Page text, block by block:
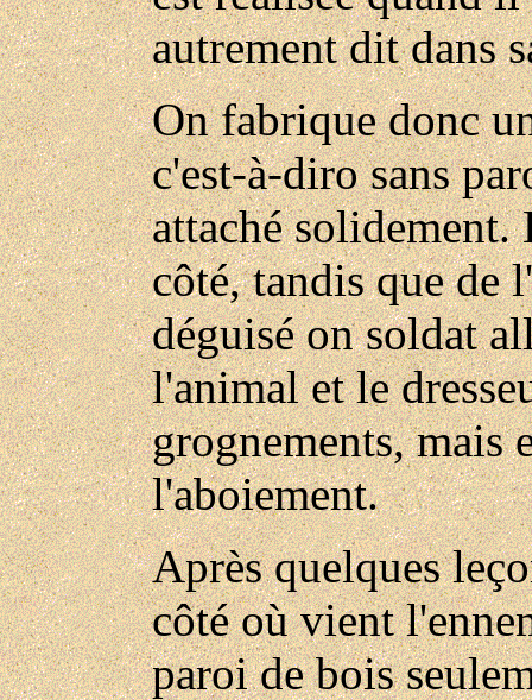
autrement dit dans
On fabrique donc
c'est-à-diro sans
attaché solidement.
côté, tandis que de
déguisé on soldat
l'animal et le
grognements, mais
l'aboiement.
Après quelques
côté où vient
paroi de bois